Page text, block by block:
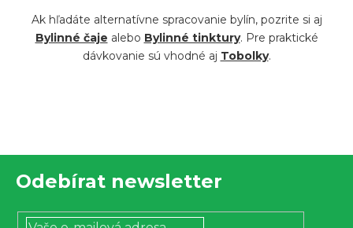
p
i
Ak hľadáte alternatívne spracovanie bylín, pozrite si aj
Bylinné čaje alebo Bylinné tinktury. Pre praktické
dávkovanie sú vhodné aj Tobolky.
Odebírat newsletter